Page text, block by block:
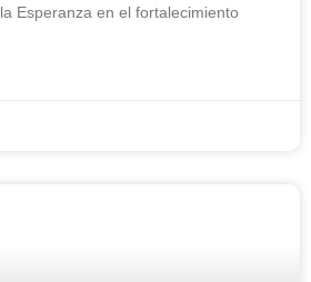
Esperanza en el fortalecimiento